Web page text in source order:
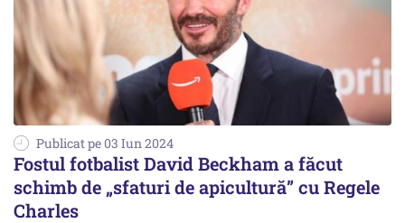
Publicat pe 03 Iun 2024
Fostul fotbalist David Beckham a făcut
schimb de „sfaturi de apicultură” cu Regele
Charles